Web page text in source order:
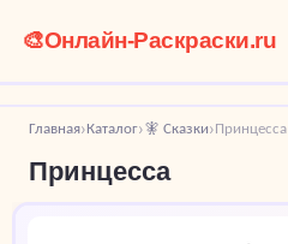
🎨Онлайн-Раскраски.ru
Главная›Каталог›🧚 Сказки›Принцесса
Принцесса